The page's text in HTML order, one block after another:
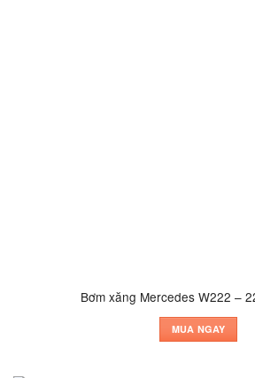
Bơm xăng Mercedes W222 –
MUA NGAY